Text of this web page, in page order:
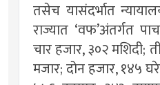
तसेच यासंदर्भात
राज्यात ‘वफ’अंतर्गत
चार हजार, ३०२ मशिदी;
मजार; दोन हजार, १४५